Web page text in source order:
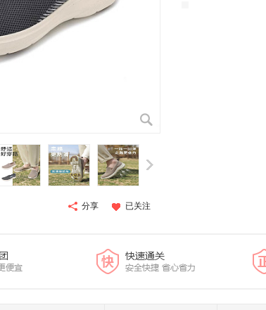
分享 已关注